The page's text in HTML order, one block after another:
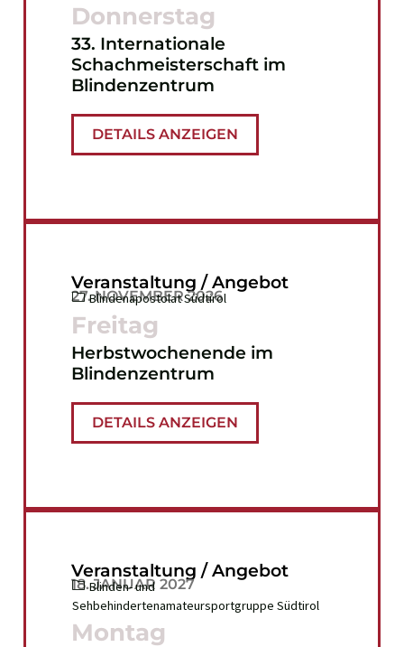
Donnerstag
33. Internationale
Schachmeisterschaft im
Blindenzentrum
DETAILS ANZEIGEN
Veranstaltung / Angebot
27. NOVEMBER 2026
Blindenapostolat Südtirol
Freitag
Herbstwochenende im
Blindenzentrum
DETAILS ANZEIGEN
Veranstaltung / Angebot
18. JANUAR 2027
Blinden- und
Sehbehindertenamateursportgruppe Südtirol
Montag